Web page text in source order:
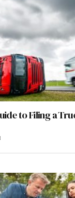
to Filing a